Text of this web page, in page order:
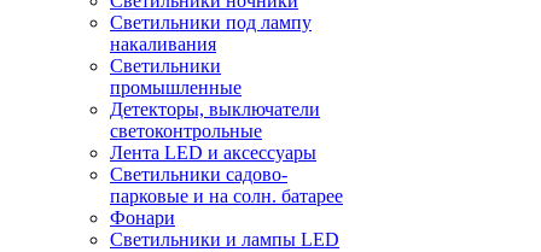
Светильники под лампу
накаливания
Светильники
промышленные
Детекторы, выключатели
светоконтрольные
Лента LED и аксессуары
Светильники садово-
парковые и на солн. батарее
Фонари
Светильники и лампы LED